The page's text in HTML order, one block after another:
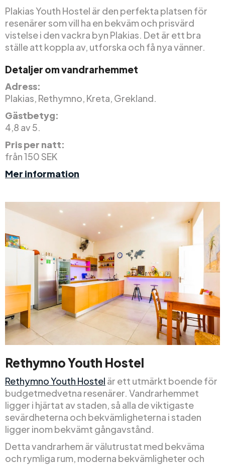
Plakias Youth Hostel är den perfekta platsen för
resenärer som vill ha en bekväm och prisvärd
vistelse i den vackra byn Plakias. Det är ett bra
ställe att koppla av, utforska och få nya vänner.
Detaljer om vandrarhemmet
Adress:
Plakias, Rethymno, Kreta, Grekland.
Gästbetyg:
4,8 av 5.
Pris per natt:
från 150 SEK
Mer information
Rethymno Youth Hostel
Rethymno Youth Hostel är ett utmärkt boende för
budgetmedvetna resenärer. Vandrarhemmet
ligger i hjärtat av staden, så alla de viktigaste
sevärdheterna och bekvämligheterna i staden
ligger inom bekvämt gångavstånd.
Detta vandrarhem är välutrustat med bekväma
och rymliga rum, moderna bekvämligheter och